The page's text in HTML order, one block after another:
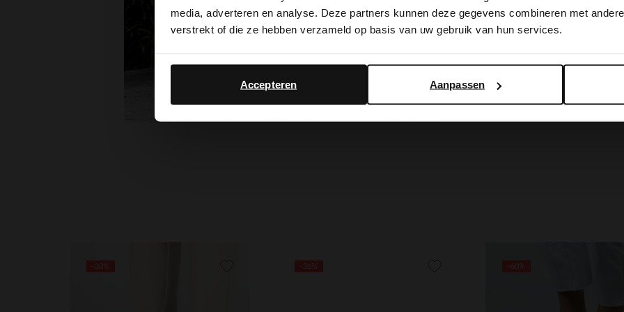
media, adverteren en analyse. Deze partners kunnen deze gegevens combineren met
verstrekt of die ze hebben verzameld op basis van uw gebruik van hun services.
Aanpassen
Accepteren